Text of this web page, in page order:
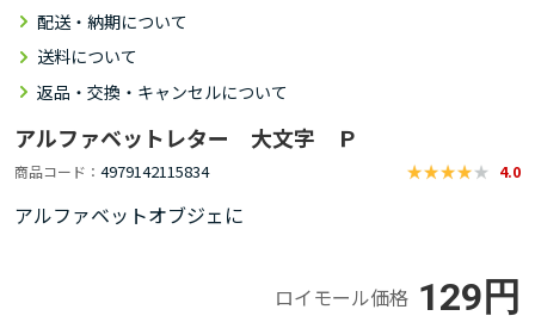
配送・納期について
送料について
返品・交換・キャンセルについて
アルファベットレター 大文字 Ｐ
商品コード 4979142115834 4.0
アルファベットオブジェに
ロイモール価格 129円